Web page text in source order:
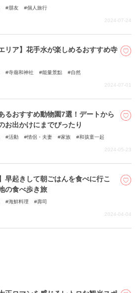
朋友 個人旅行
2024-07-24
リア】花手水が楽しめるおすすめ寺
寺廟和神社 能量景點 自然
2024-07-01
るおすすめ動物園7選！デートから
お出かけにまでぴったり
活動 情侶・夫妻 家族 和孩童一起
2024-05-23
早起きして朝ごはんを食べに行こ
の食べ歩き旅
海鮮料理 壽司
2024-04-04